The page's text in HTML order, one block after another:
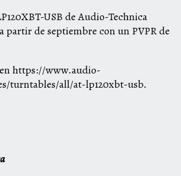
USB de Audio-Technica
partir de septiembre con un PVPR de
https://www.audio-
turntables/all/at-lp120xbt-usb.